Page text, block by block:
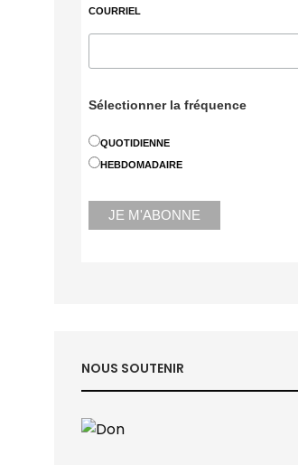
COURRIEL
Sélectionner la fréquence
QUOTIDIENNE
HEBDOMADAIRE
NOUS SOUTENIR